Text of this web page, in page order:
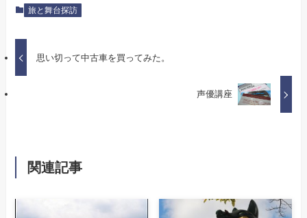
旅と舞台探訪
思い切って中古車を買ってみた。
声優講座
関連記事